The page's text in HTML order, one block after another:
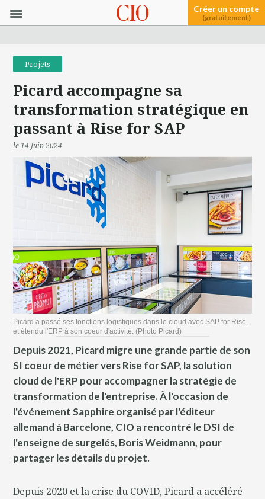
Créer un compte
(gratuitement)
Projets
Picard accompagne sa
transformation stratégique en
passant à Rise for SAP
le 14 Juin 2024
Picard a passé ses fonctions logistiques dans le cloud avec SAP for Rise,
et étendu l'ERP à son coeur d'activité. (Photo Picard)
Depuis 2021, Picard migre une grande partie de son
SI coeur de métier vers Rise for SAP, la solution
cloud de l'ERP pour accompagner la stratégie de
transformation de l'entreprise. À l'occasion de
l'événement Sapphire organisé par l'éditeur
allemand à Barcelone, CIO a rencontré le DSI de
l'enseigne de surgelés, Boris Weidmann, pour
partager les détails du projet.
Depuis 2020 et la crise du COVID, Picard a accéléré